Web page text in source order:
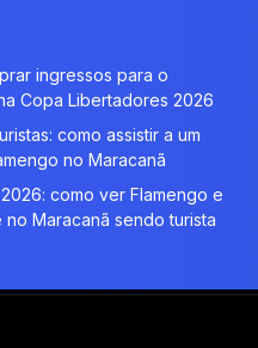
ingressos para o
Copa Libertadores 2026
como assistir a um
no Maracanã
como ver Flamengo e
no Maracanã sendo turista